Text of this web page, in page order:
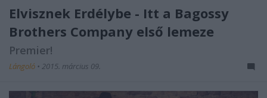
Elvisznek Erdélybe - Itt a Bagossy
Brothers Company első lemeze
Premier!
Lángoló • 2015. március 09.